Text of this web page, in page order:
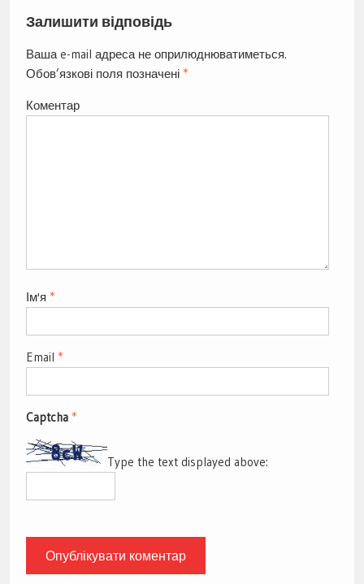
Залишити відповідь
Ваша e-mail адреса не оприлюднюватиметься.
Обов’язкові поля позначені *
Коментар
Ім'я *
Email *
Captcha *
Type the text displayed above: